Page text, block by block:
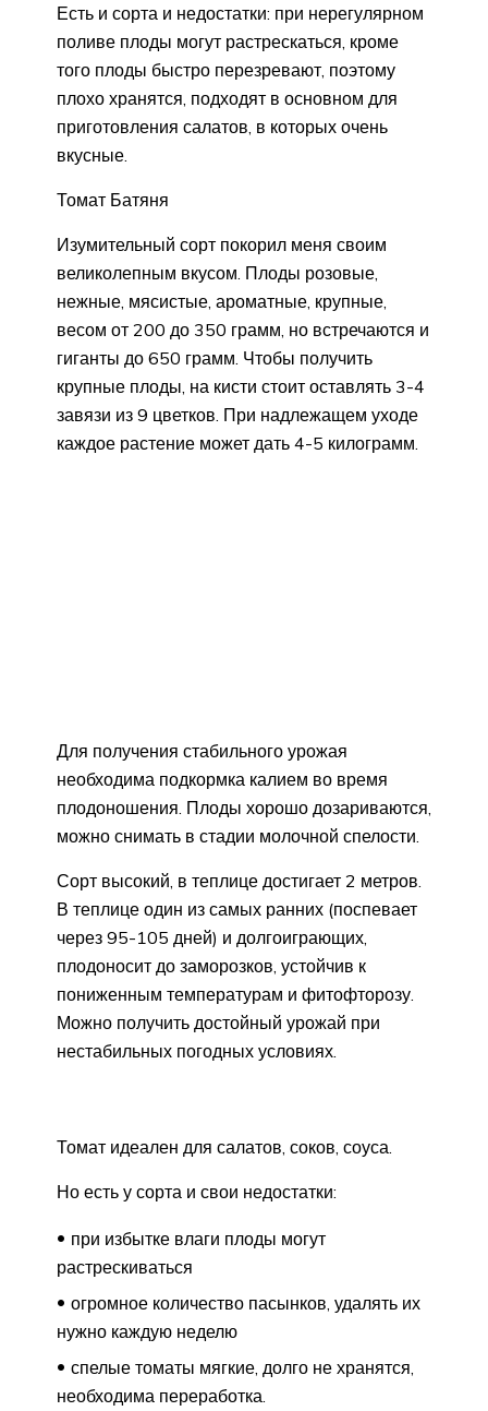
Есть и сорта и недостатки: при нерегулярном
поливе плоды могут растрескаться, кроме
того плоды быстро перезревают, поэтому
плохо хранятся, подходят в основном для
приготовления салатов, в которых очень
вкусные.
Томат Батяня
Изумительный сорт покорил меня своим
великолепным вкусом. Плоды розовые,
нежные, мясистые, ароматные, крупные,
весом от 200 до 350 грамм, но встречаются и
гиганты до 650 грамм. Чтобы получить
крупные плоды, на кисти стоит оставлять 3-4
завязи из 9 цветков. При надлежащем уходе
каждое растение может дать 4-5 килограмм.
Для получения стабильного урожая
необходима подкормка калием во время
плодоношения. Плоды хорошо дозариваются,
можно снимать в стадии молочной спелости.
Сорт высокий, в теплице достигает 2 метров.
В теплице один из самых ранних (поспевает
через 95-105 дней) и долгоиграющих,
плодоносит до заморозков, устойчив к
пониженным температурам и фитофторозу.
Можно получить достойный урожай при
нестабильных погодных условиях.
Томат идеален для салатов, соков, соуса.
Но есть у сорта и свои недостатки:
при избытке влаги плоды могут
растрескиваться
огромное количество пасынков, удалять их
нужно каждую неделю
спелые томаты мягкие, долго не хранятся,
необходима переработка.